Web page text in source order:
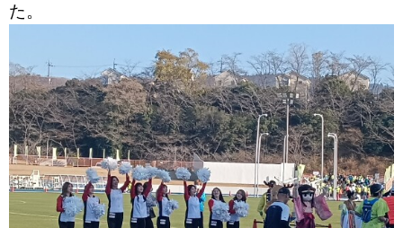
た。